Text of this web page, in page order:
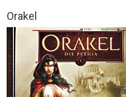
Orakel